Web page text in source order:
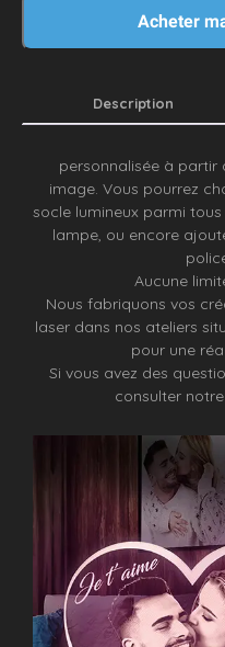
Acheter
Description
personnalisée à partir
image. Vous pourrez
socle lumineux parmi
lampe, ou encore
Aucune
Nous fabriquons vos
laser dans nos ateliers
pour une
Si vous avez des
consulter notre